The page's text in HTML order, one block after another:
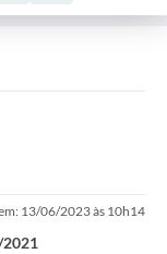
13/06/2023 às 10h14
2021